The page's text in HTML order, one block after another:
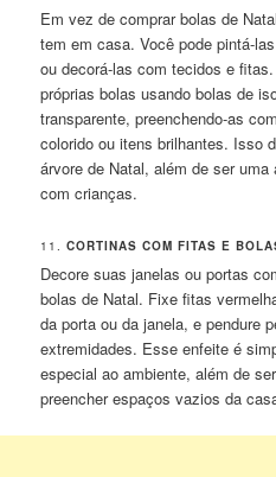
Em vez de comprar bolas de
tem em casa. Você pode pintá-
ou decorá-las com tecidos e
próprias bolas usando bolas de
transparente, preenchendo-as
colorido ou itens brilhantes. Isso
árvore de Natal, além de ser
com crianças.
11.CORTINAS COM FITAS E
Decore suas janelas ou portas
bolas de Natal. Fixe fitas
da porta ou da janela, e pendure
extremidades. Esse enfeite é
especial ao ambiente, além de
preencher espaços vazios da